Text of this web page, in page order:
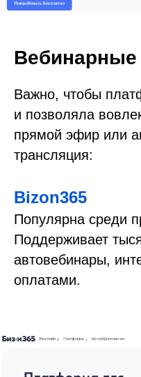
Важно, чтобы
и позволяла
прямой эфир или
трансляция:
Bizon365
Популярна среди
Поддерживает
автовебинары,
оплатами.